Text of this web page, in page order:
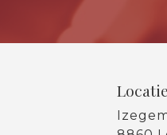
Locatie